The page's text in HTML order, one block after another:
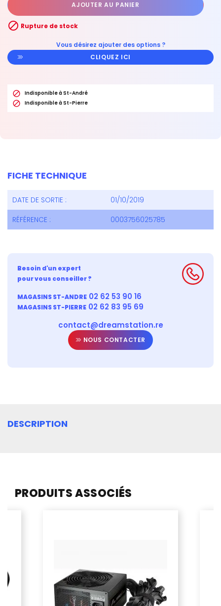
AJOUTER AU PANIER
 Rupture de stock
Vous désirez ajouter des options ?
CLIQUEZ ICI
 Indisponible à St-André
 Indisponible à St-Pierre
FICHE TECHNIQUE
DATE DE SORTIE :
01/10/2019
RÉFÉRENCE :
0003756025785
Besoin d'un expert
pour vous conseiller ?
MAGASINS ST-ANDRE 02 62 53 90 16
MAGASINS ST-PIERRE 02 62 83 95 69
contact@dreamstation.re
NOUS CONTACTER
DESCRIPTION
PRODUITS ASSOCIÉS